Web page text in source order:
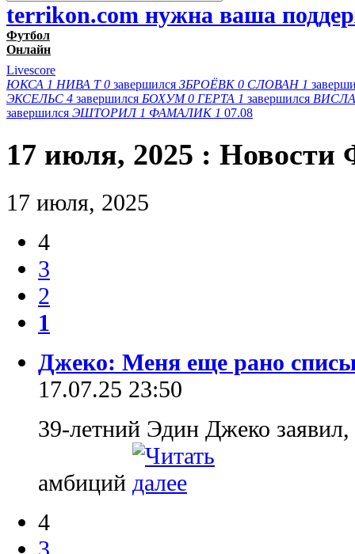
terrikon.com нужна ваша
Футбол
Онлайн
Livescore
ЮКСА 1 НИВА Т 0 завершился ЗБРОЁВК 0 СЛОВАН 1
ЭКСЕЛЬС 4 завершился БОХУМ 0 ГЕРТА 1 завершился
завершился ЭШТОРИЛ 1 ФАМАЛИК 1 07.08
17 июля, 2025 : Новости
17 июля, 2025
4
3
2
1
Джеко: Меня еще рано
17.07.25 23:50
39-летний Эдин Джеко
амбиций
4
3